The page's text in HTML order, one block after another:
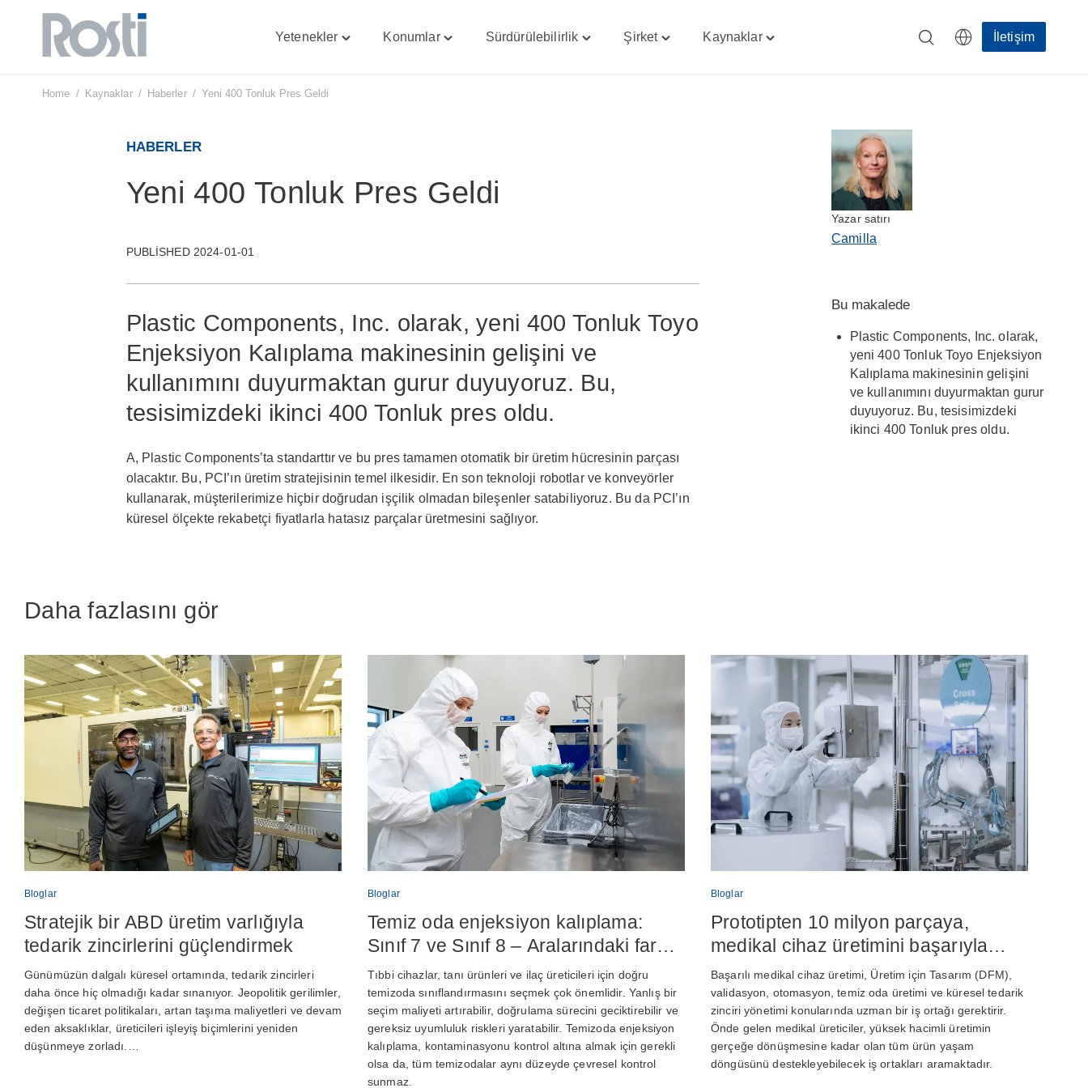
Skip
Yetenekler Konumlar Sürdürülebilirlik
Toggle
Şirket
Toggle
Kaynaklar İletişim
Home / Kaynaklar / Haberler / Yeni 400 Tonluk Pres Geldi
HABERLER
Yeni 400 Tonluk Pres Geldi
PUBLISHED 2024-01-01
Plastic Components, Inc. olarak, yeni 400 Tonluk Toyo
Enjeksiyon Kalıplama makinesinin gelişini ve
kullanımını duyurmaktan gurur duyuyoruz. Bu,
tesisimizdeki ikinci 400 Tonluk pres oldu.
A, Plastic Components’ta standarttır ve bu pres tamamen otomatik bir üretim hücresinin parçası
olacaktır. Bu, PCI’ın üretim stratejisinin temel ilkesidir. En son teknoloji robotlar ve konveyörler
kullanarak, müşterilerimize hiçbir doğrudan işçilik olmadan bileşenler satabiliyoruz. Bu da PCI’ın
küresel ölçekte rekabetçi fiyatlarla hatasız parçalar üretmesini sağlıyor.
Yazar satırı
Camilla
Bu makalede
Plastic Components, Inc. olarak,
yeni 400 Tonluk Toyo Enjeksiyon
Kalıplama makinesinin gelişini
ve kullanımını duyurmaktan gurur
duyuyoruz. Bu, tesisimizdeki
ikinci 400 Tonluk pres oldu.
Daha fazlasını gör
Bloglar
Stratejik bir ABD üretim varlığıyla
tedarik zincirlerini güçlendirmek
Günümüzün dalgalı küresel ortamında, tedarik zincirleri
daha önce hiç olmadığı kadar sınanıyor. Jeopolitik gerilimler,
değişen ticaret politikaları, artan taşıma maliyetleri ve devam
eden aksaklıklar, üreticileri işleyiş biçimlerini yeniden
düşünmeye zorladı.…
Bloglar
Temiz oda enjeksiyon kalıplama:
Sınıf 7 ve Sınıf 8 – Aralarındaki fark
nedir?
Tıbbi cihazlar, tanı ürünleri ve ilaç üreticileri için doğru
temizoda sınıflandırmasını seçmek çok önemlidir. Yanlış bir
seçim maliyeti artırabilir, doğrulama sürecini geciktirebilir ve
gereksiz uyumluluk riskleri yaratabilir. Temizoda enjeksiyon
kalıplama, kontaminasyonu kontrol altına almak için gerekli
olsa da, tüm temizodalar aynı düzeyde çevresel kontrol
sunmaz.
Bloglar
Prototipten 10 milyon parçaya,
medikal cihaz üretimini başarıyla
ölçeklendirmek
Başarılı medikal cihaz üretimi, Üretim için Tasarım (DFM),
validasyon, otomasyon, temiz oda üretimi ve küresel tedarik
zinciri yönetimi konularında uzman bir iş ortağı gerektirir.
Önde gelen medikal üreticiler, yüksek hacimli üretimin
gerçeğe dönüşmesine kadar olan tüm ürün yaşam
döngüsünü destekleyebilecek iş ortakları aramaktadır.